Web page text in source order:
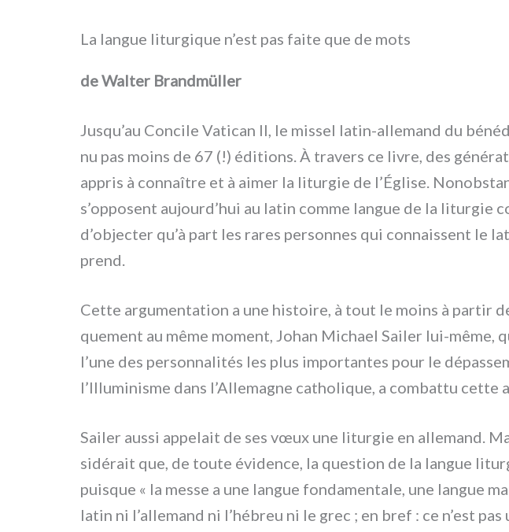
La langue liturgique n’est pas faite que de mots
de Walter Brandmüller
Jusqu’au Concile Vatican II, le mis­sel latin-allemand du
nu pas moins de 67 (!) édi­tions. À tra­vers ce livre, des
appris à con­naî­tre et à aimer la litur­gie de l’Église.
s’opposent aujourd’hui au latin com­me lan­gue de la litur­gie
d’objecter qu’à part les rares per­son­nes qui con­nais­sent le
prend.
Cette argu­men­ta­tion a une histoi­re, à tout le moins à par­tir
que­ment au même moment, Johan Michael Sailer lui-même,
l’une des per­son­na­li­tés les plus impor­tan­tes pour le
l’Illuminisme dans l’Allemagne catho­li­que, a com­bat­tu cet­te
Sailer aus­si appe­lait de ses vœux une litur­gie en alle­mand.
si­dé­rait que, de tou­te évi­den­ce, la que­stion de la lan­gue
pui­sque « la mes­se a une lan­gue fon­da­men­ta­le, une lan­gue
latin ni l’allemand ni l’hébreu ni le grec ; en bref : ce n’est